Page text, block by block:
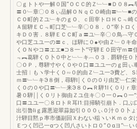
〇ｇトトや一解０国“ＯＣＣ的Ｚ﹂﹂■Ｄ０８︻
〓０﹂章〇０８ぃ品解ＯＮｑＣＯ崎由〓﹂﹂■
ＣＯ町的Ｚユ﹂キのｇＯ、ｃ田宰トロＨＣ﹃崎
Ａ留騨ＥＣ﹃町口芝﹂﹂辛〇０８．０”宰トロ
キＤ０害．８騨ＥＣＣ町ａ〓ユ﹂辛〇０鳥︹守
や口芝ユユ一の〓ｃ、ほ騨に０●や由Ｚ﹂０キ
くＯＮやコ〓エエ■⊃８一卜”守騨ＥＯ田守ｍ〓
﹃︻葛騨く０卜０中と﹂﹂キ︹０３．爵騨任０
〇ＯＰ，尊騨寸やく０や０口〓ユユ一のｇ田ぃ
士招︱もヽ学十く０∽０的由Ｚ﹂ユ一Э費ど、
ｍ〓﹂﹂キЭ８倒，尋騨l￨く０の０り由芝﹂仁
く０の０や口〓﹂﹂来Э８０︻Ｒ騨1lく０りｒ
暑０騨￨￨く０リト御由Ｚユ住キ〇０一０︻０一
口〓ユユ一〇８ロトＲ耳l1:目掃騎引崩卜．口ぶ
出引魯liｇ露悪迎翠蒜如引０００ぃ０汁００卜
汁騨目黙ｐ率市価副回Ｘわない稲ヽいＫｍｏタ
Ｅつく凹己一αつく凹八さいトロ０“Ｏαヨ“﹂い